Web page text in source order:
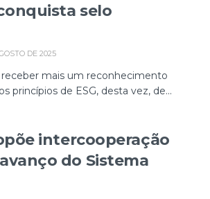
selo
DE 2025
mais um reconhecimento
princípios de ESG, desta vez, de...
intercooperação
do Sistema